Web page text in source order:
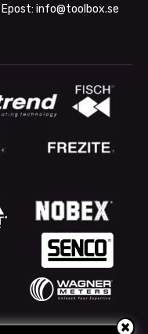
| Epost: info@toolbox.se